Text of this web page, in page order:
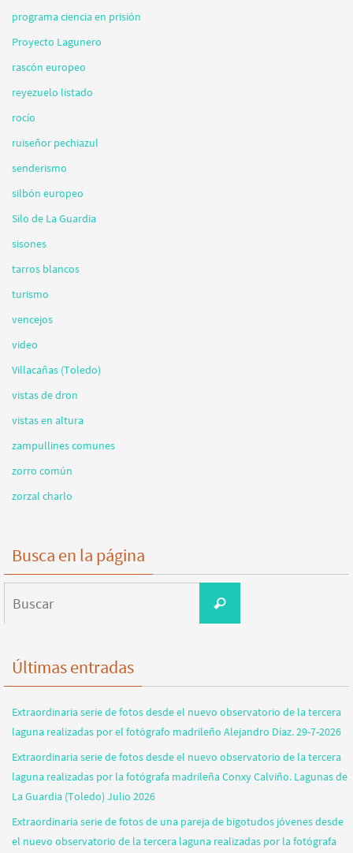
programa ciencia en prisión
Proyecto Lagunero
rascón europeo
reyezuelo listado
rocío
ruiseñor pechiazul
senderismo
silbón europeo
Silo de La Guardia
sisones
tarros blancos
turismo
vencejos
video
Villacañas (Toledo)
vistas de dron
vistas en altura
zampullines comunes
zorro común
zorzal charlo
Busca en la página
Buscar
Últimas entradas
Extraordinaria serie de fotos desde el nuevo observatorio de la tercera
laguna realizadas por el fotógrafo madrileño Alejandro Díaz. 29-7-2026
Extraordinaria serie de fotos desde el nuevo observatorio de la tercera
laguna realizadas por la fotógrafa madrileña Conxy Calviño. Lagunas de
La Guardia (Toledo) Julio 2026
Extraordinaria serie de fotos de una pareja de bigotudos jóvenes desde
el nuevo observatorio de la tercera laguna realizadas por la fotógrafa